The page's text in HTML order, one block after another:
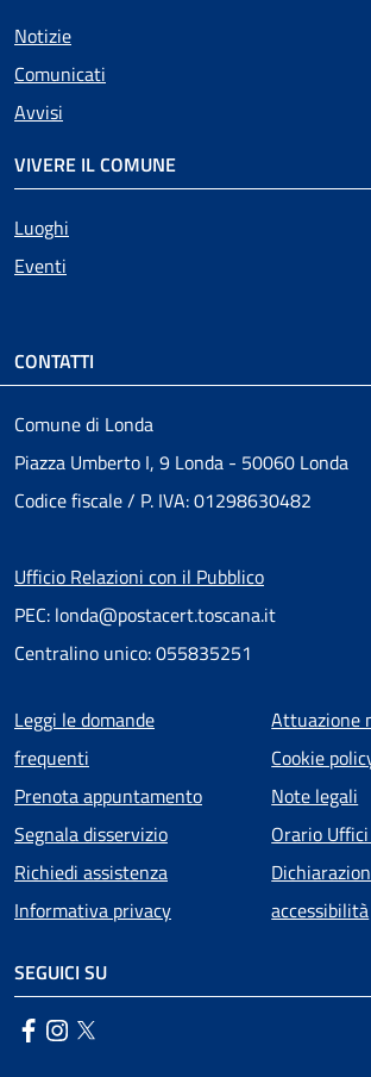
Notizie
Comunicati
Avvisi
VIVERE IL COMUNE
Luoghi
Eventi
CONTATTI
Comune di Londa
Piazza Umberto I, 9 Londa - 50060 Londa
Codice fiscale / P. IVA: 01298630482
Ufficio Relazioni con il Pubblico
PEC: londa@postacert.toscana.it
Centralino unico: 055835251
Menu piè di pagina
Leggi le domande
frequenti
Prenota appuntamento
Segnala disservizio
Richiedi assistenza
Informativa privacy
Attuazione
Cookie
Note legali
Orario
accessibilità
SEGUICI SU
FacebookInstagram